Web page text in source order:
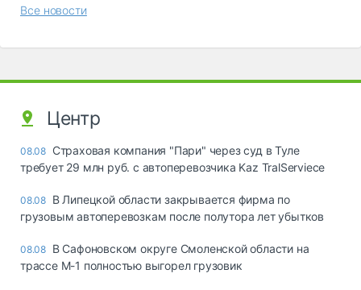
Все новости
Центр
08.08 Страховая компания "Пари" через суд в Туле
требует 29 млн руб. с автоперевозчика Kaz TralServiece
08.08 В Липецкой области закрывается фирма по
грузовым автоперевозкам после полутора лет убытков
08.08 В Сафоновском округе Смоленской области на
трассе М-1 полностью выгорел грузовик